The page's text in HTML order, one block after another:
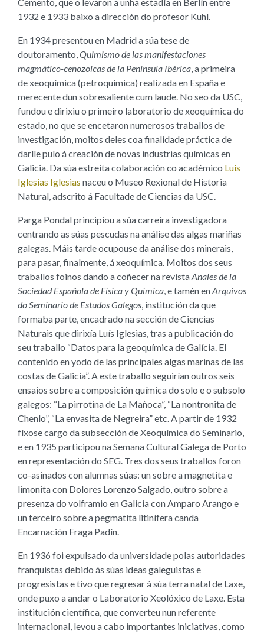
1932 e 1933 baixo a dirección do profesor Kuhl.
En 1934 presentou en Madrid a súa tese de
doutoramento,Quimismo de las manifestaciones
magmático-cenozoicas de la Península Ibérica, a primeira
de xeoquímica (petroquímica) realizada en España e
merecente dun sobresaliente cum laude. No seo da USC,
fundou e dirixiu o primeiro laboratorio de xeoquímica do
estado, no que se encetaron numerosos traballos de
investigación, moitos deles coa finalidade práctica de
darlle pulo á creación de novas industrias químicas en
Galicia. Da súa estreita colaboración co académico Luís
Iglesias Iglesias naceu o Museo Rexional de Historia
Natural, adscrito á Facultade de Ciencias da USC.
Parga Pondal principiou a súa carreira investigadora
centrando as súas pescudas na análise das algas mariñas
galegas. Máis tarde ocupouse da análise dos minerais,
para pasar, finalmente, á xeoquímica. Moitos dos seus
traballos foinos dando a coñecer na revistaAnales de la
Sociedad Española de Física y Química, e tamén enArquivos
do Seminario de Estudos Galegos, institución da que
formaba parte, encadrado na sección de Ciencias
Naturais que dirixía Luís Iglesias, tras a publicación do
seu traballo “Datos para la geoquímica de Galícia. El
contenido en yodo de las principales algas marinas de las
costas de Galicia”. A este traballo seguirían outros seis
ensaios sobre a composición química do solo e o subsolo
galegos: “La pirrotina de La Mañoca”, “La nontronita de
Chenlo”, “La envasita de Negreira” etc. A partir de 1932
fíxose cargo da subsección de Xeoquímica do Seminario,
e en 1935 participou na Semana Cultural Galega de Porto
en representación do SEG. Tres dos seus traballos foron
co-asinados con alumnas súas: un sobre a magnetita e
limonita con Dolores Lorenzo Salgado, outro sobre a
presenza do volframio en Galicia con Amparo Arango e
un terceiro sobre a pegmatita litinífera canda
Encarnación Fraga Padín.
En 1936 foi expulsado da universidade polas autoridades
franquistas debido ás súas ideas galeguistas e
progresistas e tivo que regresar á súa terra natal de Laxe,
onde puxo a andar o Laboratorio Xeolóxico de Laxe. Esta
institución científica, que converteu nun referente
internacional, levou a cabo importantes iniciativas, como